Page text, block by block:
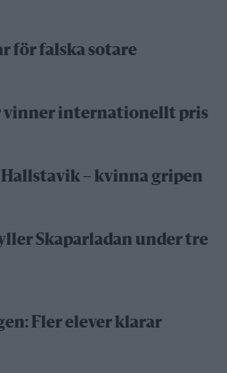
för falska sotare
internationellt pris
– kvinna gripen
Skaparladan under tre
Fler elever klarar